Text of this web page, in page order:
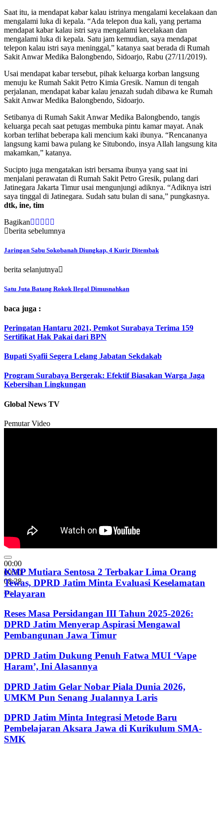
Saat itu, ia mendapat kabar kalau istrinya mengalami kecelakaan dan
mengalami luka di kepala. “Ada telepon dua kali, yang pertama
mendapat kabar kalau istri saya mengalami kecelakaan dan
mengalami luka di kepala. Satu jam kemudian, saya mendapat
telepon kalau istri saya meninggal,” katanya saat berada di Rumah
Sakit Anwar Medika Balongbendo, Sidoarjo, Rabu (27/11/2019).
Usai mendapat kabar tersebut, pihak keluarga korban langsung
menuju ke Rumah Sakit Petro Kimia Gresik. Namun di tengah
perjalanan, mendapat kabar kalau jenazah sudah dibawa ke Rumah
Sakit Anwar Medika Balongbendo, Sidoarjo.
Setibanya di Rumah Sakit Anwar Medika Balongbendo, tangis
keluarga pecah saat petugas membuka pintu kamar mayat. Anak
korban terlihat beberapa kali mencium kaki ibunya. “Rencananya
langsung kami bawa pulang ke Situbondo, insya Allah langsung kita
makamkan,” katanya.
Sucipto juga mengatakan istri bersama ibunya yang saat ini
menjalani perawatan di Rumah Sakit Petro Gresik, pulang dari
Jatinegara Jakarta Timur usai mengunjungi adiknya. “Adiknya istri
saya tinggal di Jatinegara. Sudah satu bulan di sana,” pungkasnya.
dtk, ine, tim
Bagikan
berita sebelumnya
Jaringan Sabu Sokobanah Diungkap, 4 Kurir Ditembak
berita selanjutnya
Satu Juta Batang Rokok Ilegal Dimusnahkan
baca juga :
Peringatan Hantaru 2021, Pemkot Surabaya Terima 159
Sertifikat Hak Pakai dari BPN
Bupati Syafii Segera Lelang Jabatan Sekdakab
Program Surabaya Bergerak: Efektif Biasakan Warga Jaga
Kebersihan Lingkungan
Global News TV
Pemutar Video
00:00
00:00
08:28
KMP Mutiara Sentosa 2 Terbakar Lima Orang
Tewas, DPRD Jatim Minta Evaluasi Keselamatan
Pelayaran
Reses Masa Persidangan III Tahun 2025-2026:
DPRD Jatim Menyerap Aspirasi Mengawal
Pembangunan Jawa Timur
DPRD Jatim Dukung Penuh Fatwa MUI ‘Vape
Haram’, Ini Alasannya
DPRD Jatim Gelar Nobar Piala Dunia 2026,
UMKM Pun Senang Jualannya Laris
DPRD Jatim Minta Integrasi Metode Baru
Pembelajaran Aksara Jawa di Kurikulum SMA-
SMK